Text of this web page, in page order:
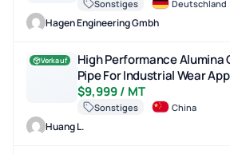
Sonstiges
Deutschland
Hagen Engineering Gmbh
High Performance Alumina Ceramic
Verkauf
High Performance Alumina
Pipe For Industrial Wear
$9,999 / MT
Sonstiges China
Huang L.